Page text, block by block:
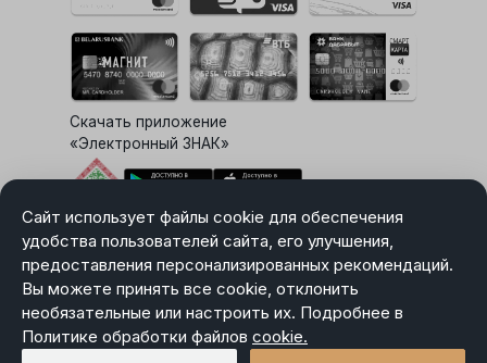
Сайт использует файлы cookie для обеспечения
удобства пользователей сайта, его улучшения,
предоставления персонализированных рекомендаций.
Вы можете принять все cookie, отклонить
необязательные или настроить их. Подробнее в
Политике обработки файлов cookie.
Скачать приложение
«Электронный ЗНАК»
Выбор настроек Cookie
Карта сайта
Политика в отношении обработки персональных данных
Пользовательское соглашение